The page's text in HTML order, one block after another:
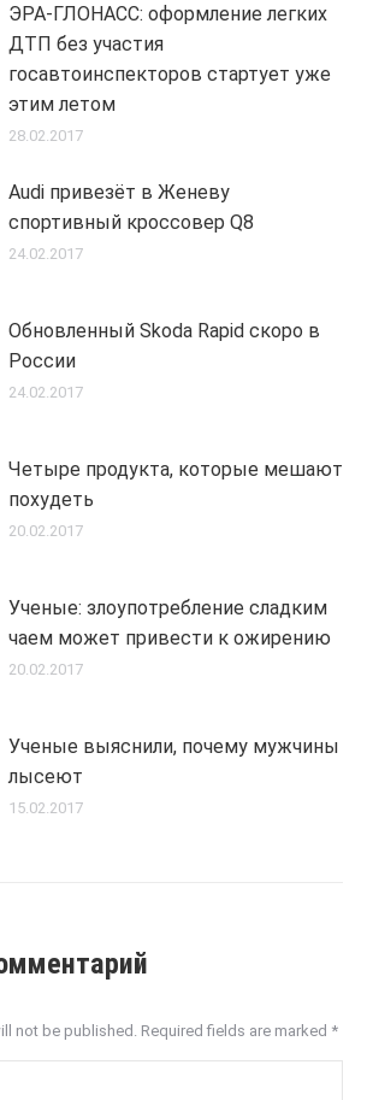
ЭРА-ГЛОНАСС: оформление легких
ДТП без участия
госавтоинспекторов стартует уже
этим летом
28.02.2017
Audi привезёт в Женеву
спортивный кроссовер Q8
24.02.2017
Обновленный Skoda Rapid скоро в
России
24.02.2017
Четыре продукта, которые мешают
похудеть
20.02.2017
Ученые: злоупотребление сладким
чаем может привести к ожирению
20.02.2017
Ученые выяснили, почему мужчины
лысеют
15.02.2017
not be published. Required fields are marked *